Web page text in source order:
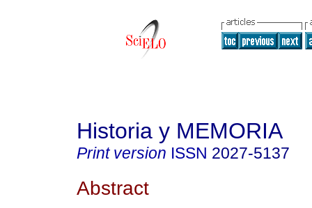
Historia y MEMORIA
Print version ISSN 2027-5137
Abstract